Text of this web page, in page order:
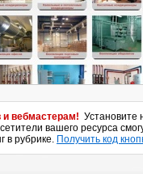
вебмастерам! Установите
вашего ресурса
в рубрике. Получить код